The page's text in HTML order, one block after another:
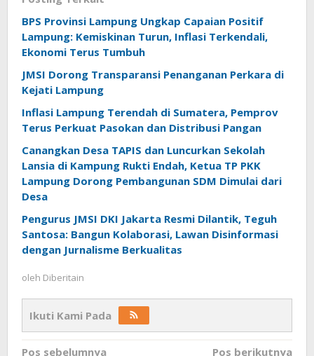
BPS Provinsi Lampung Ungkap Capaian Positif
Lampung: Kemiskinan Turun, Inflasi Terkendali,
Ekonomi Terus Tumbuh
JMSI Dorong Transparansi Penanganan Perkara di
Kejati Lampung
Inflasi Lampung Terendah di Sumatera, Pemprov
Terus Perkuat Pasokan dan Distribusi Pangan
Canangkan Desa TAPIS dan Luncurkan Sekolah
Lansia di Kampung Rukti Endah, Ketua TP PKK
Lampung Dorong Pembangunan SDM Dimulai dari
Desa
Pengurus JMSI DKI Jakarta Resmi Dilantik, Teguh
Santosa: Bangun Kolaborasi, Lawan Disinformasi
dengan Jurnalisme Berkualitas
oleh Diberitain
Ikuti Kami Pada
Pos sebelumnya
Pos berikutnya